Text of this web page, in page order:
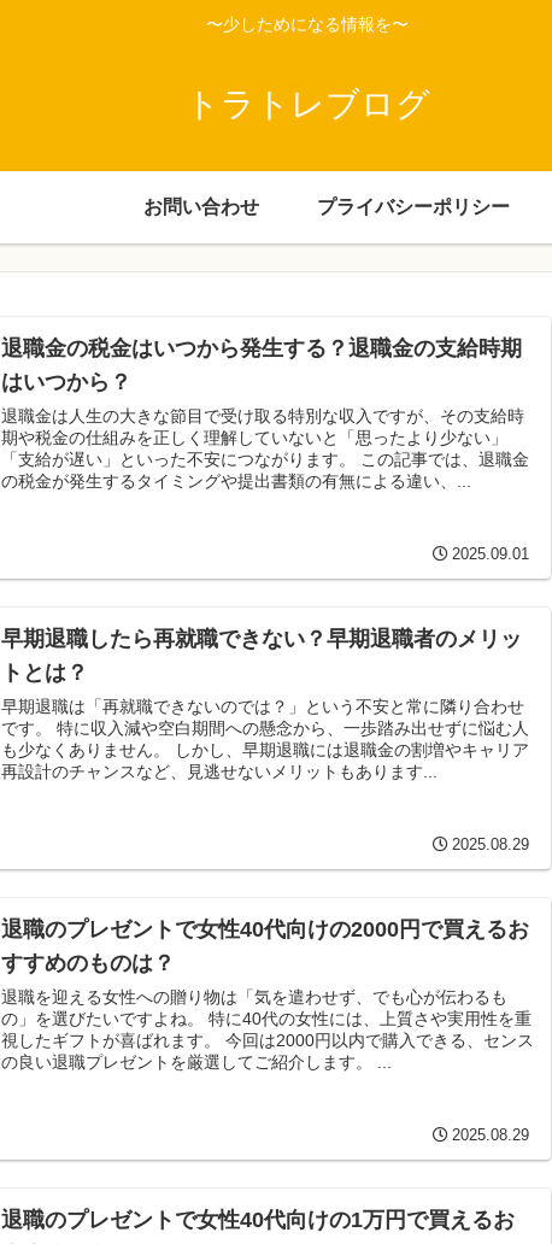
〜少しためになる情報を〜
トラトレブログ
お問い合わせ プライバシーポリシー
退職金の税金はいつから発生する？退職金の支給時期
はいつから？
退職金は人生の大きな節目で受け取る特別な収入ですが、その支給時
期や税金の仕組みを正しく理解していないと「思ったより少ない」
「支給が遅い」といった不安につながります。 この記事では、退職金
の税金が発生するタイミングや提出書類の有無による違い、...
2025.09.01
早期退職したら再就職できない？早期退職者のメリッ
トとは？
早期退職は「再就職できないのでは？」という不安と常に隣り合わせ
です。 特に収入減や空白期間への懸念から、一歩踏み出せずに悩む人
も少なくありません。 しかし、早期退職には退職金の割増やキャリア
再設計のチャンスなど、見逃せないメリットもあります...
2025.08.29
退職のプレゼントで女性40代向けの2000円で買えるお
すすめのものは？
退職を迎える女性への贈り物は「気を遣わせず、でも心が伝わるも
の」を選びたいですよね。 特に40代の女性には、上質さや実用性を重
視したギフトが喜ばれます。 今回は2000円以内で購入できる、センス
の良い退職プレゼントを厳選してご紹介します。 ...
2025.08.29
退職のプレゼントで女性40代向けの1万円で買えるお